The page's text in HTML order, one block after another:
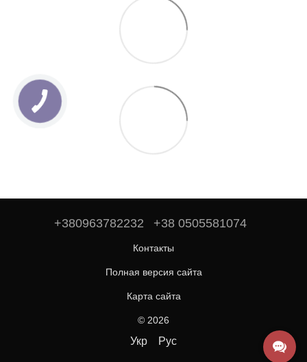
+380963782232 +38 0505581074
Контакты
Полная версия сайта
Карта сайта
© 2026
Укр Рус